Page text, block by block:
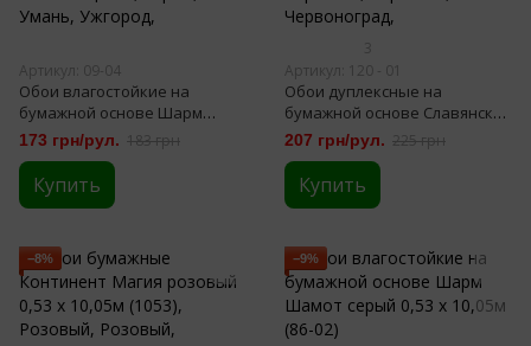
Артикул: 09-04
Обои влагостойкие на
бумажной основе Шарм
белые 0,53 х 10,05м (09-04)
173 грн/рул. 183 грн
Купить
3
Артикул: 120 - 01
Обои дуплексные на
бумажной основе Славянские
обои Gracia В69,4 Сетка
белый 0,53 х 10,05м (120-01)
207 грн/рул. 225 грн
Купить
−8% −9%